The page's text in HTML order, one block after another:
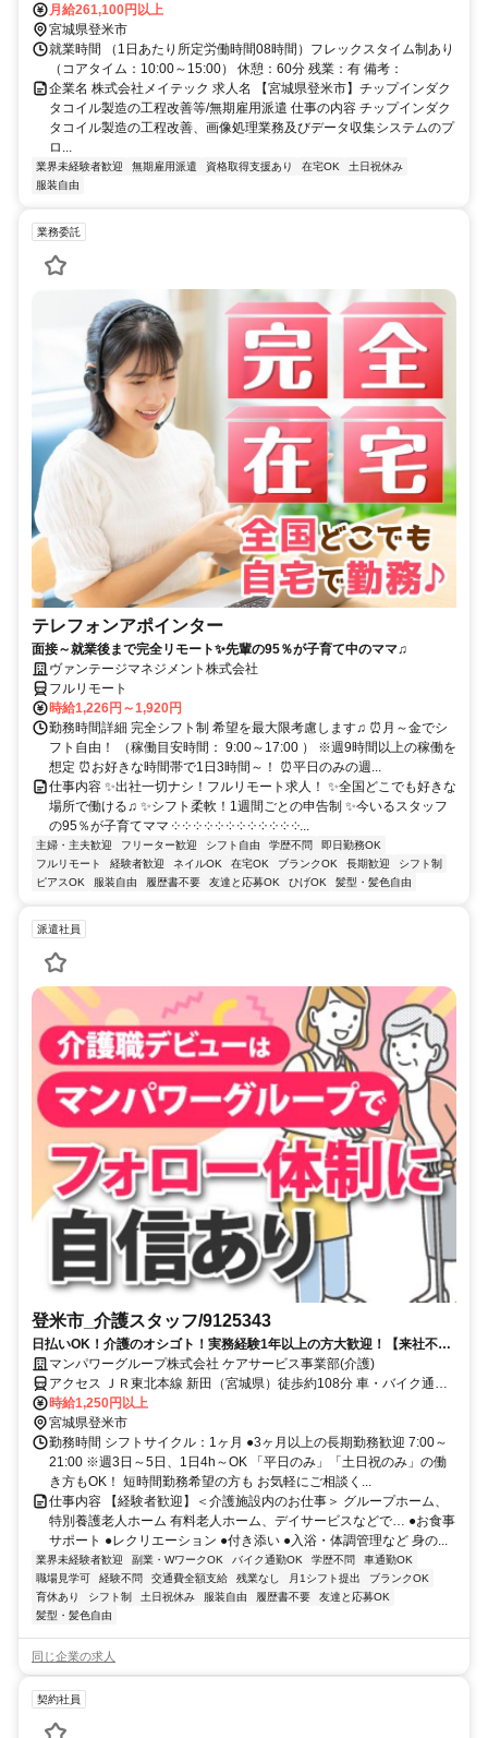
月給261,100円以上
宮城県登米市
就業時間 （1日あたり所定労働時間08時間）フレックスタイム制あり
（コアタイム：10:00～15:00） 休憩：60分 残業：有 備考：
企業名 株式会社メイテック 求人名 【宮城県登米市】チップインダク
タコイル製造の工程改善等/無期雇用派遣 仕事の内容 チップインダク
タコイル製造の工程改善、画像処理業務及びデータ収集システムのプ
ロ...
業界未経験者歓迎 無期雇用派遣 資格取得支援あり 在宅OK
土日祝休み
服装自由
業務委託
テレフォンアポインター
面接～就業後まで完全リモート✨先輩の95％が子育て中のママ♫
ヴァンテージマネジメント株式会社
フルリモート
時給1,226円～1,920円
勤務時間詳細 完全シフト制 希望を最大限考慮します♫ ⏰月～金でシ
フト自由！ （稼働目安時間： 9:00～17:00 ） ※週9時間以上の稼働を
想定 ⏰お好きな時間帯で1日3時間～！ ⏰平日のみの週...
仕事内容 ✨出社一切ナシ！フルリモート求人！ ✨全国どこでも好きな
場所で働ける♫ ✨シフト柔軟！1週間ごとの申告制 ✨今いるスタッフ
の95％が子育てママ ༶ ༶ ༶ ༶ ༶ ༶ ༶ ༶ ༶ ༶ ༶ ༶...
主婦・主夫歓迎 フリーター歓迎 シフト自由 学歴不問
即日勤務OK
フルリモート
経験者歓迎 ネイルOK 在宅OK ブランクOK 長期歓迎
シフト制
ピアスOK
服装自由 履歴書不要 友達と応募OK ひげOK 髪型・髪色自由
派遣社員
登米市_介護スタッフ/9125343
日払いOK！介護のオシゴト！実務経験1年以上の方大歓迎！【来社不
要！WEB・電話登録ＯＫ】
マンパワーグループ株式会社 ケアサービス事業部(介護)
アクセス ＪＲ東北本線 新田（宮城県）徒歩約108分 車・バイク通勤
OK（派遣先による）
時給1,250円以上
宮城県登米市
勤務時間 シフトサイクル：1ヶ月 ●3ヶ月以上の長期勤務歓迎 7:00～
21:00 ※週3日～5日、1日4h～OK 「平日のみ」「土日祝のみ」の働
き方もOK！ 短時間勤務希望の方も お気軽にご相談く...
仕事内容 【経験者歓迎】＜介護施設内のお仕事＞ グループホーム、
特別養護老人ホーム 有料老人ホーム、デイサービスなどで… ●お食事
サポート ●レクリエーション ●付き添い ●入浴・体調管理など 身の...
業界未経験者歓迎 副業・WワークOK バイク通勤OK 学歴不問
車通勤OK
職場見学可
経験不問 交通費全額支給 残業なし 月1シフト提出
ブランクOK
育休あり
シフト制 土日祝休み 服装自由 履歴書不要
友達と応募OK
髪型・髪色自由
同じ企業の求人
契約社員